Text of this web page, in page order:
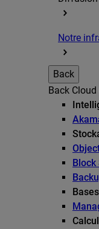
Notre
Back
Back
Calcul